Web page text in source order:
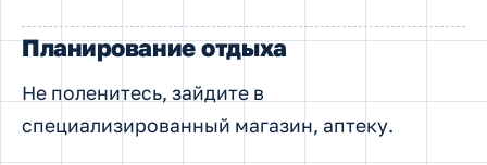
Планирование отдыха
Не поленитесь, зайдите в
специализированный магазин, аптеку.